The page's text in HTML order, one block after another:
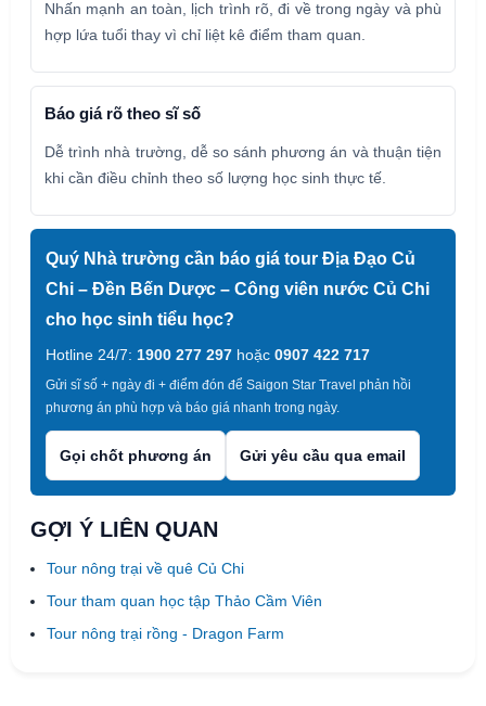
Nhấn mạnh an toàn, lịch trình rõ, đi về trong ngày và phù
hợp lứa tuổi thay vì chỉ liệt kê điểm tham quan.
Báo giá rõ theo sĩ số
Dễ trình nhà trường, dễ so sánh phương án và thuận tiện
khi cần điều chỉnh theo số lượng học sinh thực tế.
Quý Nhà trường cần báo giá tour Địa Đạo Củ
Chi – Đền Bến Dược – Công viên nước Củ Chi
cho học sinh tiểu học?
Hotline 24/7: 1900 277 297 hoặc 0907 422 717
Gửi sĩ số + ngày đi + điểm đón để Saigon Star Travel phản hồi
phương án phù hợp và báo giá nhanh trong ngày.
Gọi chốt phương án Gửi yêu cầu qua email
GỢI Ý LIÊN QUAN
Tour nông trại về quê Củ Chi
Tour tham quan học tập Thảo Cầm Viên
Tour nông trại rồng - Dragon Farm